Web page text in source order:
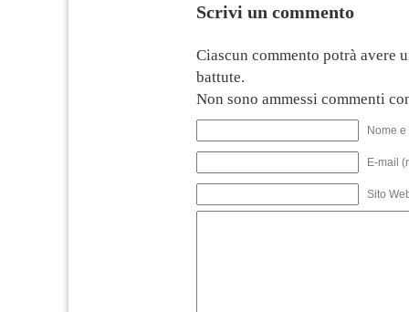
Scrivi un commento
Ciascun commento potrà avere
battute.
Non sono ammessi commenti
Nome
E-mail
Sito